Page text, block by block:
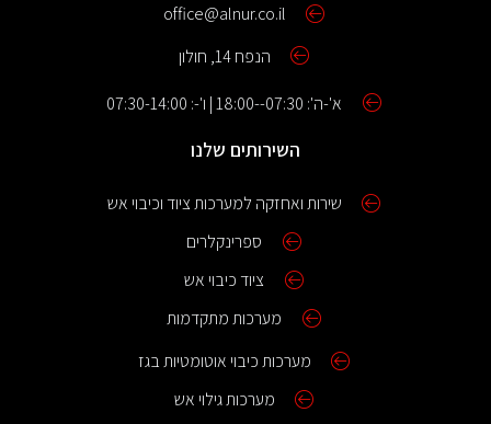
office@alnur.co.il
הנפח 14, חולון
א'-ה': 07:30--18:00 | ו'-: 07:30-14:00
השירותים שלנו
שירות ואחזקה למערכות ציוד וכיבוי אש
ספרינקלרים
ציוד כיבוי אש
מערכות מתקדמות
מערכות כיבוי אוטומטיות בגז
מערכות גילוי אש